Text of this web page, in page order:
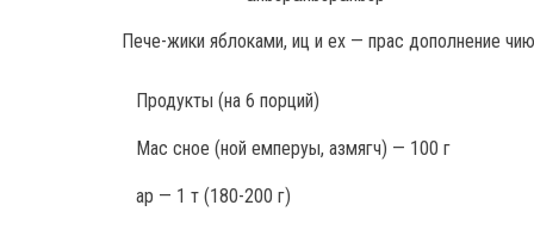
Пече-жики яблоками, иц и ех — прас дополнение
Продукты (на 6 порций)
Мас сное (ной емперуы, азмягч) — 100 г
ар — 1 т (180-200 г)